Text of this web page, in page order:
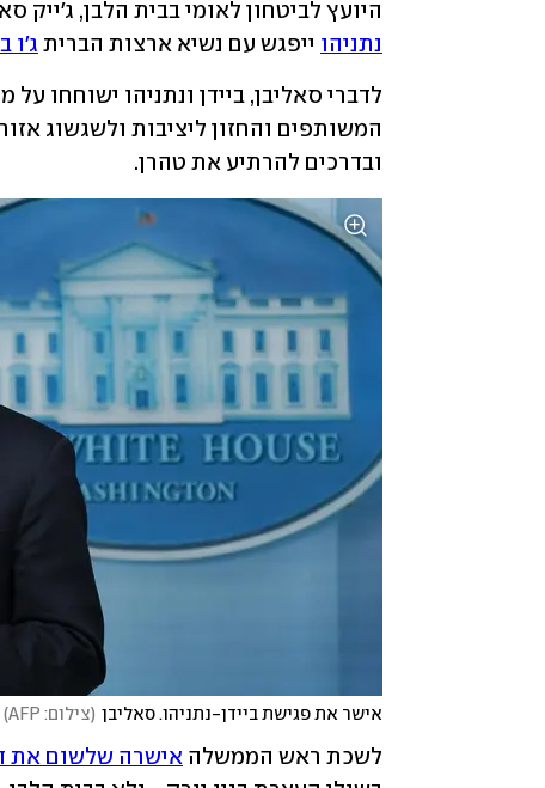
היועץ לביטחון לאומי בבית הלבן,
נתניהו ייפגש עם נשיא ארצות הברית ג'ו
ובדרכים להרתיע את טהרן.
אישר את פגישת ביידן-נתניהו. סאליבן (צילום: AFP )
לשכת ראש הממשלה אישרה שלשום את